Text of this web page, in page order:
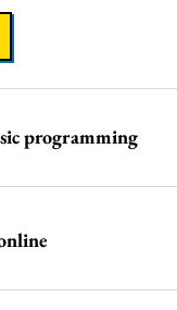
programming